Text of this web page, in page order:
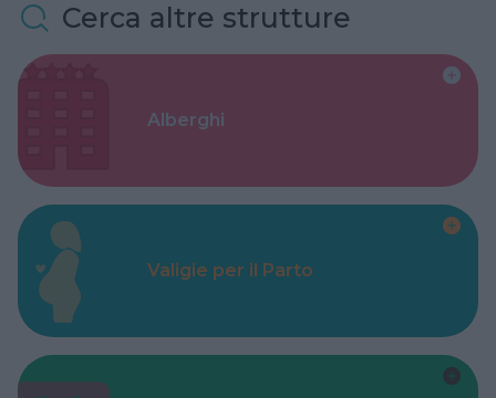
Cerca altre strutture
Alberghi
Valigie per il Parto